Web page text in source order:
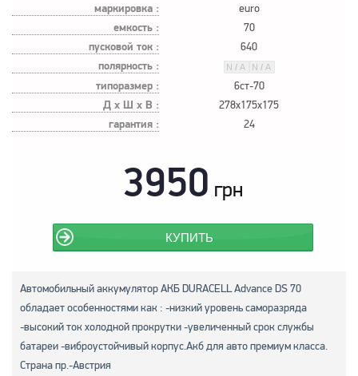
маркировка : euro
емкость : 70
пусковой ток : 640
полярность :
типоразмер :
6ст-70
Д х Ш х В : 278x175x175
гарантия : 24
3950 грн
КУПИТЬ
Автомобильный аккумулятор АКБ DURACELL Advance DS 70
обладает особенностями как : -низкий уровень саморазряда
-высокий ток холодной прокрутки -увеличенный срок службы
батареи -виброустойчивый корпус.Акб для авто премиум класса.
Страна пр.-Австрия